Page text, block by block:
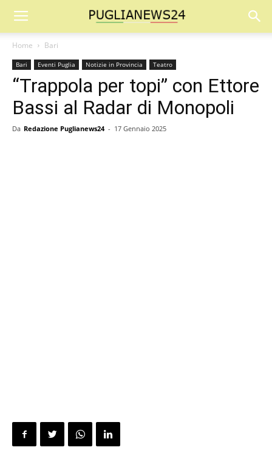
Home Bari
Bari Eventi Puglia Notizie in Provincia Teatro
“Trappola per topi” con Ettore
Bassi al Radar di Monopoli
Da Redazione Puglianews24 - 17 Gennaio 2025